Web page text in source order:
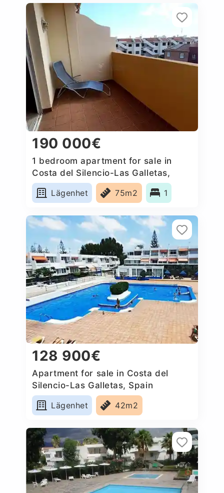
190 000€
1 bedroom apartment for sale in
Costa del Silencio-Las Galletas,
Spain
Lägenhet
75m2 1
128 900€
Apartment for sale in Costa del
Silencio-Las Galletas, Spain
Lägenhet
42m2